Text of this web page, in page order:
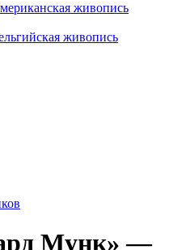
живопись
живопись
Мунк» —